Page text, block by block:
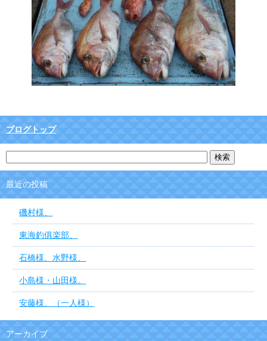
ブログトップ
最近の投稿
磯村様、
東海釣俱楽部、
石橋様、水野様、
小島様・山田様。
安藤様、（一人様）
アーカイブ